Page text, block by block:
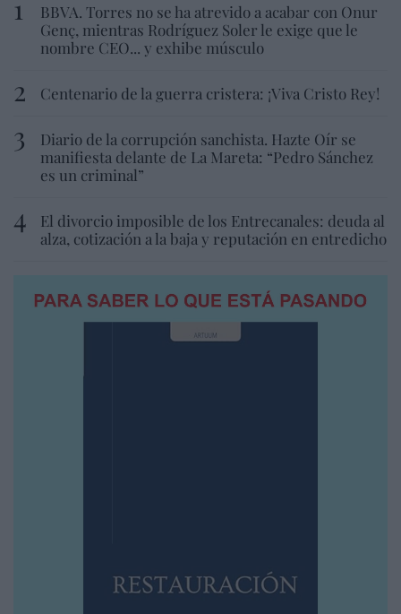
BBVA. Torres no se ha atrevido a acabar con Onur
Genç, mientras Rodríguez Soler le exige que le
nombre CEO... y exhibe músculo
Centenario de la guerra cristera: ¡Viva Cristo Rey!
Diario de la corrupción sanchista. Hazte Oír se
manifiesta delante de La Mareta: “Pedro Sánchez
es un criminal”
El divorcio imposible de los Entrecanales: deuda al
alza, cotización a la baja y reputación en entredicho